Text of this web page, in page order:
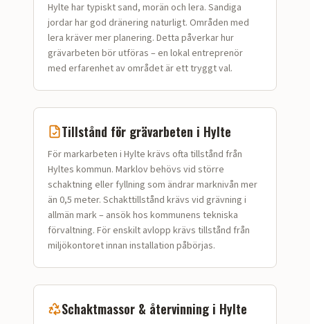
Hylte har typisktsand, morän och lera. Sandiga
jordar har god dränering naturligt. Områden med
lera kräver mer planering. Detta påverkar hur
grävarbeten bör utföras – en lokal entreprenör
med erfarenhet av området är ett tryggt val.
Tillstånd för grävarbeten i Hylte
För markarbeten i Hylte krävs ofta tillstånd från
Hyltes kommun. Marklov behövs vid större
schaktning eller fyllning som ändrar marknivån mer
än 0,5 meter. Schakttillstånd krävs vid grävning i
allmän mark – ansök hos kommunens tekniska
förvaltning. För enskilt avlopp krävs tillstånd från
miljökontoret innan installation påbörjas.
Schaktmassor & återvinning i Hylte